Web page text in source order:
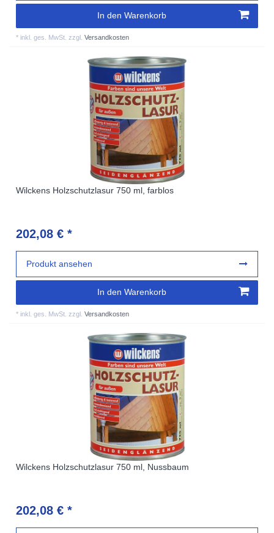
In den Warenkorb
* inkl. ges. MwSt. zzgl.Versandkosten
Wilckens Holzschutzlasur 750 ml, farblos
202,08 € *
In den Warenkorb
* inkl. ges. MwSt. zzgl.Versandkosten
Produkt ansehen
Wilckens Holzschutzlasur 750 ml, Nussbaum
202,08 € *